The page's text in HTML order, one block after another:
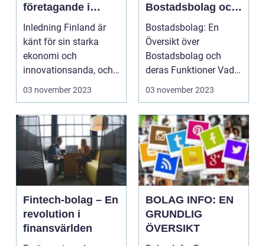
företagande i
Finland
Inledning Finland är
känt för sin starka
ekonomi och
innovationsanda, och
landet har utvecklat ett
03 november 2023
Bostadsbolag och
deras Funktioner
Bostadsbolag: En
Översikt över
Bostadsbolag och
deras Funktioner Vad
03 november 2023
Fintech-bolag – En
revolution i
finansvärlden
BOLAG INFO: EN
GRUNDLIG
ÖVERSIKT